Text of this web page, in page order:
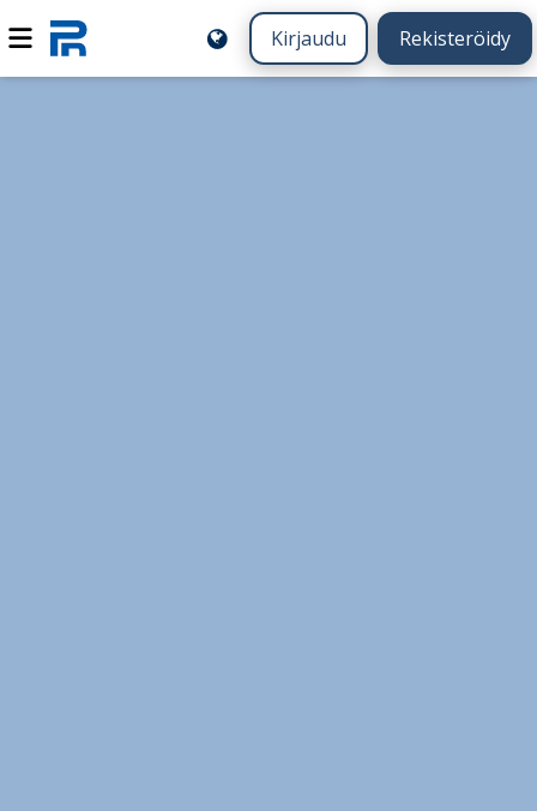
Kirjaudu Rekisteröidy